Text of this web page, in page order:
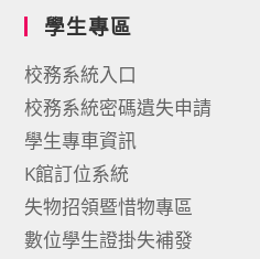
學生專區
校務系統入口
校務系統密碼遺失申請
學生專車資訊
K館訂位系統
失物招領暨惜物專區
數位學生證掛失補發